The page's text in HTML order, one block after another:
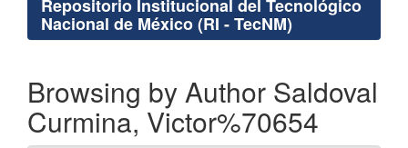
Repositorio Institucional del Tecnológico
Nacional de México (RI - TecNM)
Browsing by Author Saldoval
Curmina, Victor%70654